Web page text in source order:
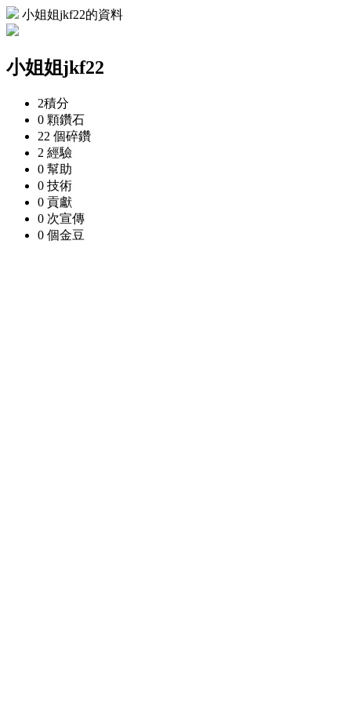
小姐姐jkf22的資料
小姐姐jkf22
2積分
0 顆鑽石
22 個碎鑽
2 經驗
0 幫助
0 技術
0 貢獻
0 次宣傳
0 個金豆